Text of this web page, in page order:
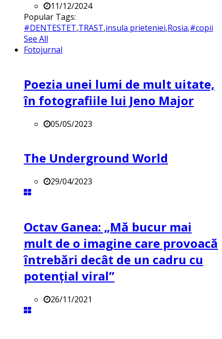
11/12/2024
Popular Tags:
#DENTESTET,TRAST,insula prieteniei,Rosia,#copii
See All
Fotojurnal
Poezia unei lumi de mult uitate,
în fotografiile lui Jeno Major
05/05/2023
The Underground World
29/04/2023
Octav Ganea: „Mă bucur mai
mult de o imagine care provoacă
întrebări decât de un cadru cu
potenţial viral”
26/11/2021